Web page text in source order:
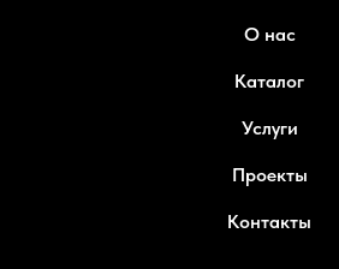
О нас
Каталог
Услуги
Проекты
Контакты